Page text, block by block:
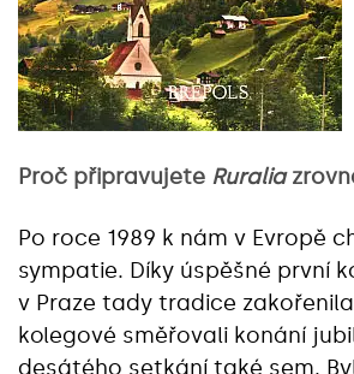
Proč připravujete Ruralia
Po roce 1989 k nám v Evropě
sympatie. Díky úspěšné první
v Praze tady tradice
kolegové směřovali konání
desátého setkání také sem.